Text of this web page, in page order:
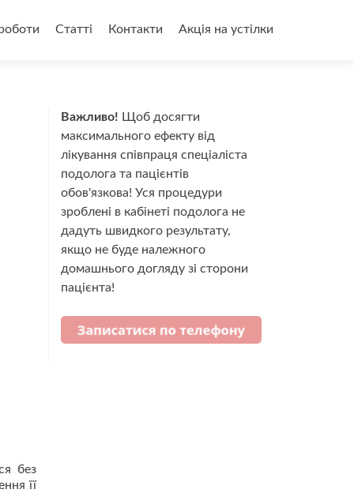
Статті Контакти Акція на устілки
без
її
Важливо! Щоб досягти
максимального ефекту від
лікування співпраця спеціаліста
подолога та пацієнтів
обов'язкова! Уся процедури
зроблені в кабінеті подолога не
дадуть швидкого результату,
якщо не буде належного
домашнього догляду зі сторони
пацієнта!